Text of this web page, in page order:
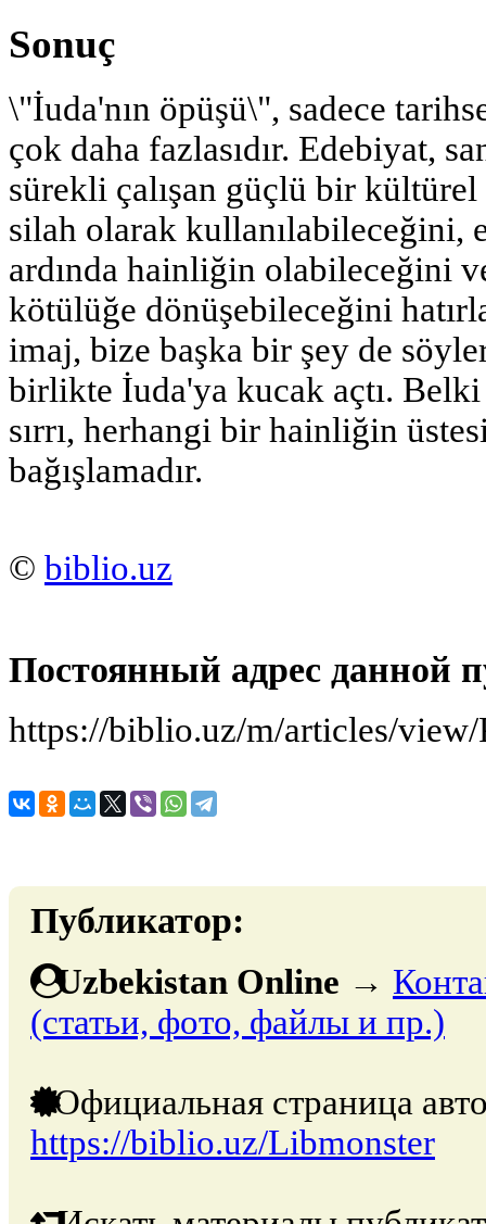
Sonuç
\"İuda'nın öpüşü\", sadece
çok daha fazlasıdır. Edebiyat,
sürekli çalışan güçlü bir
silah olarak kullanılabileceğini,
ardında hainliğin olabileceğini
kötülüğe dönüşebileceğini
imaj, bize başka bir şey de
birlikte İuda'ya kucak açtı.
sırrı, herhangi bir hainliğin
bağışlamadır.
© biblio.uz
Постоянный адрес данной
https://biblio.uz/m/articles/view/
Публикатор:
Uzbekistan Online →
(статьи, фото, файлы и пр.)
Официальная страница
https://biblio.uz/Libmonster